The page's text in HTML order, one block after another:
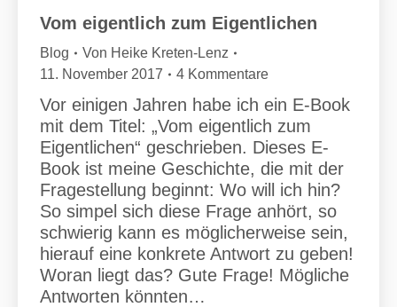
Vom eigentlich zum Eigentlichen
Blog Von Heike Kreten-Lenz
11. November 2017
4 Kommentare
Vor einigen Jahren habe ich ein E-Book
mit dem Titel: „Vom eigentlich zum
Eigentlichen“ geschrieben. Dieses E-
Book ist meine Geschichte, die mit der
Fragestellung beginnt: Wo will ich hin?
So simpel sich diese Frage anhört, so
schwierig kann es möglicherweise sein,
hierauf eine konkrete Antwort zu geben!
Woran liegt das? Gute Frage! Mögliche
Antworten könnten…